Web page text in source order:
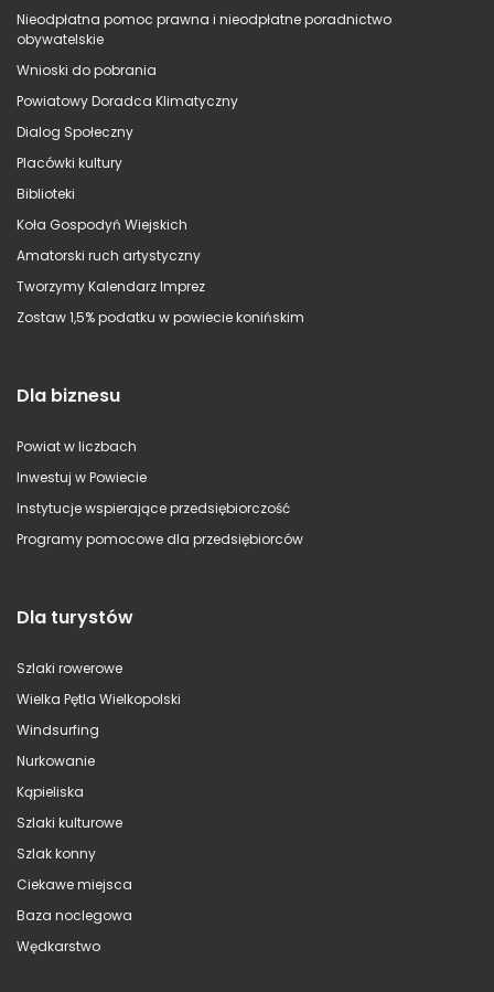
Nieodpłatna pomoc prawna i nieodpłatne poradnictwo
obywatelskie
Wnioski do pobrania
Powiatowy Doradca Klimatyczny
Dialog Społeczny
Placówki kultury
Biblioteki
Koła Gospodyń Wiejskich
Amatorski ruch artystyczny
Tworzymy Kalendarz Imprez
Zostaw 1,5% podatku w powiecie konińskim
Dla biznesu
Powiat w liczbach
Inwestuj w Powiecie
Instytucje wspierające przedsiębiorczość
Programy pomocowe dla przedsiębiorców
Dla turystów
Szlaki rowerowe
Wielka Pętla Wielkopolski
Windsurfing
Nurkowanie
Kąpieliska
Szlaki kulturowe
Szlak konny
Ciekawe miejsca
Baza noclegowa
Wędkarstwo